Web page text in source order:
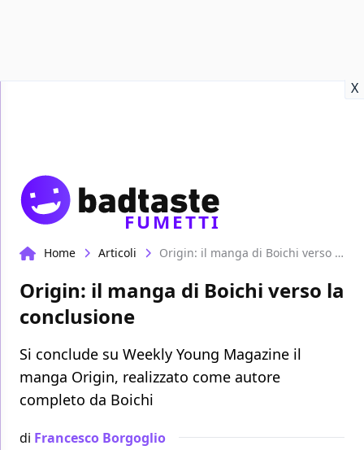
X
FUMETTI
Home Articoli Origin: il manga di Boichi verso la conclusione
Origin: il manga di Boichi verso la
conclusione
Si conclude su Weekly Young Magazine il
manga Origin, realizzato come autore
completo da Boichi
di Francesco Borgoglio